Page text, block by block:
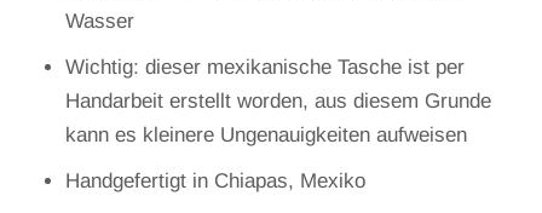
Wasser
Wichtig: dieser mexikanische Tasche ist per
Handarbeit erstellt worden, aus diesem Grunde
kann es kleinere Ungenauigkeiten aufweisen
Handgefertigt in Chiapas, Mexiko